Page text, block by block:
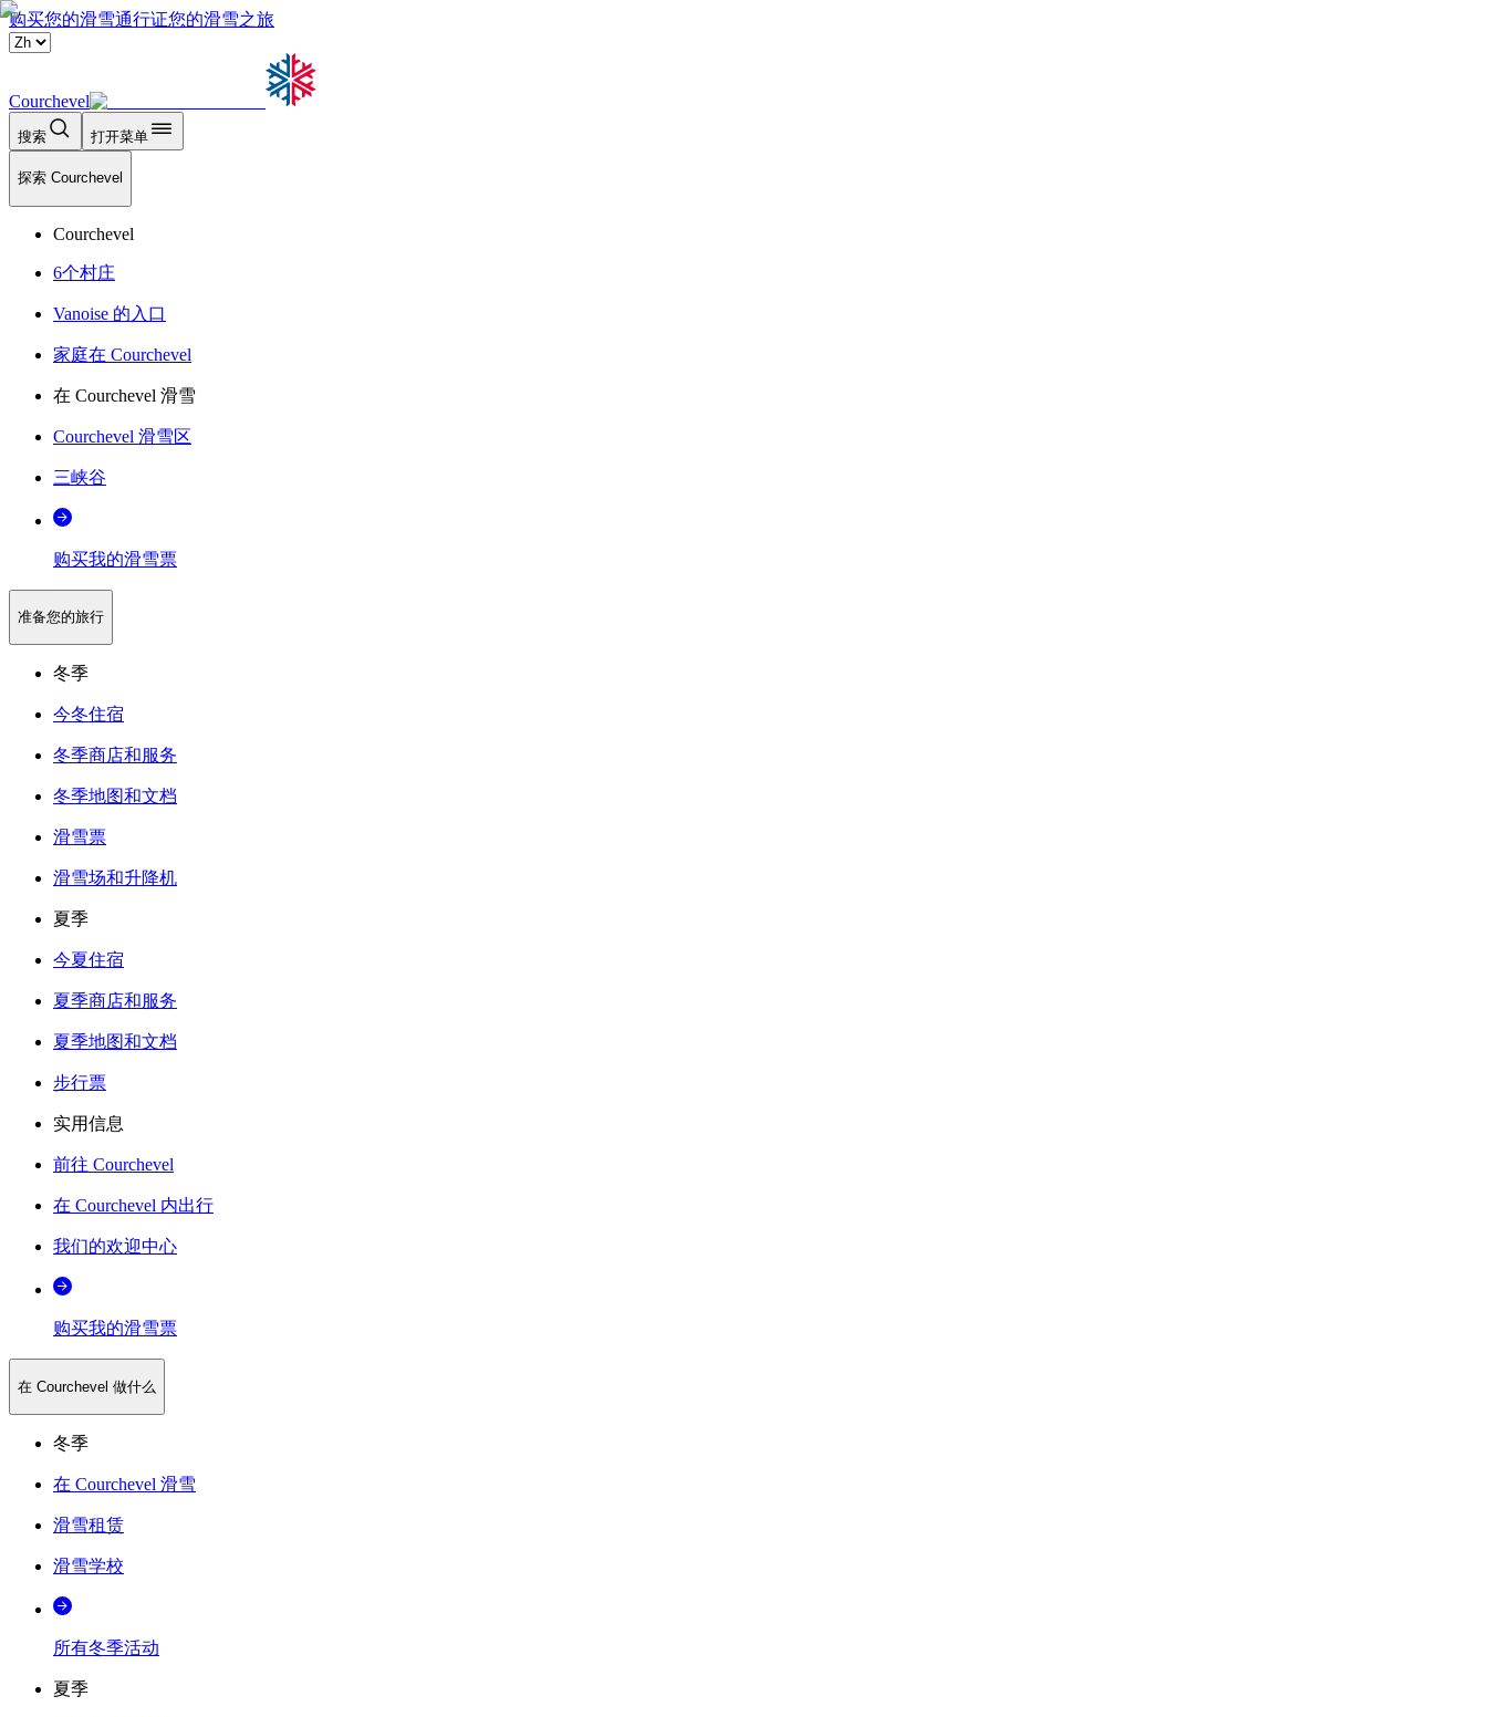
购买您的滑雪通行证您的滑雪之旅
Courchevel
搜索 打开菜单
探索 Courchevel
Courchevel
6个村庄
Vanoise 的入口
家庭在 Courchevel
在 Courchevel 滑雪
Courchevel 滑雪区
三峡谷
购买我的滑雪票
准备您的旅行
冬季
今冬住宿
冬季商店和服务
冬季地图和文档
滑雪票
滑雪场和升降机
夏季
今夏住宿
夏季商店和服务
夏季地图和文档
步行票
实用信息
前往 Courchevel
在 Courchevel 内出行
我们的欢迎中心
购买我的滑雪票
在 Courchevel 做什么
冬季
在 Courchevel 滑雪
滑雪租赁
滑雪学校
所有冬季活动
夏季